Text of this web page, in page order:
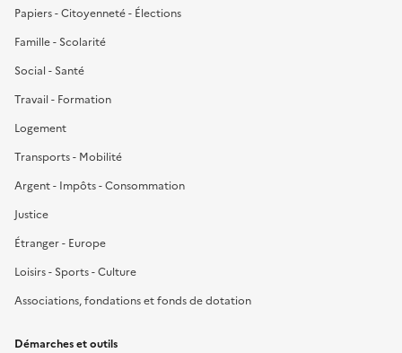
Papiers - Citoyenneté - Élections
Famille - Scolarité
Social - Santé
Travail - Formation
Logement
Transports - Mobilité
Argent - Impôts - Consommation
Justice
Étranger - Europe
Loisirs - Sports - Culture
Associations, fondations et fonds de dotation
Démarches et outils